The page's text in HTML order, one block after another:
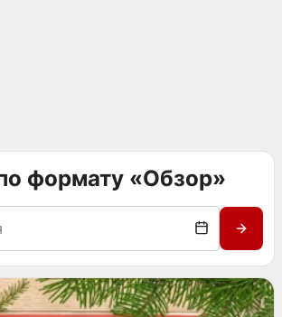
формату «Обзор»